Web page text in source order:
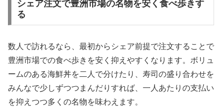
シェア注文で豊洲市場の名物を安く食べ歩きす
る
数人で訪れるなら、最初からシェア前提で注文することで
豊洲市場での食べ歩きを安く抑えやすくなります。ボリュ
ームのある海鮮丼を二人で分けたり、寿司の盛り合わせを
みんなで少しずつつまんだりすれば、一人あたりの支払い
を抑えつつ多くの名物を味わえます。